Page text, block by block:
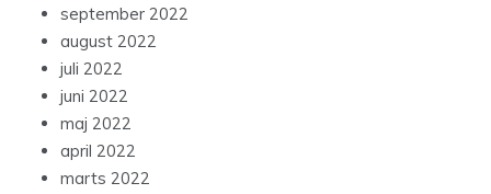
september 2022
august 2022
juli 2022
juni 2022
maj 2022
april 2022
marts 2022